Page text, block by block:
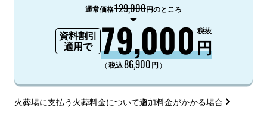
通常価格129,000円のところ
資料割引
適用で
79,000円
税抜
（税込86,900円 ）
火葬場に支払う火葬料金について追加料金がかかる場合